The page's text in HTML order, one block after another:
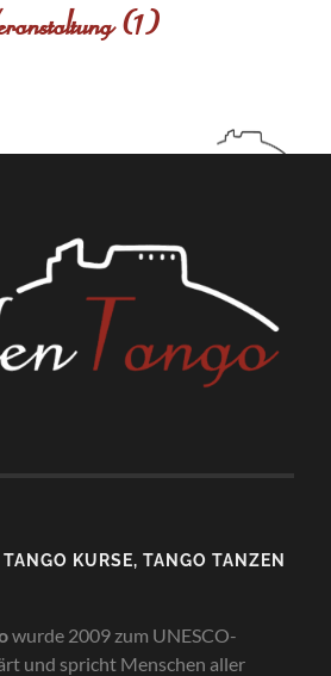
(1)
KURSE, TANGO TANZEN
wurde 2009 zum UNESCO-
und spricht Menschen aller